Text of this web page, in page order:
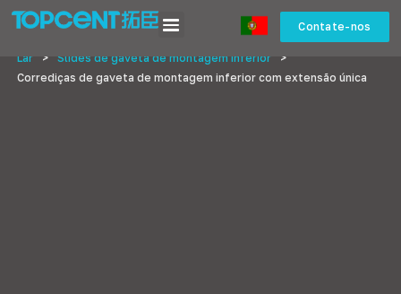
Contate-nos
Lar > Slides de gaveta de montagem inferior
>
Corrediças de gaveta de montagem inferior com extensão única